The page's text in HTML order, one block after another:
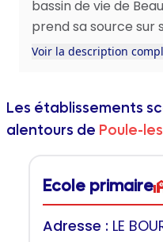
bassin de vie de
prend sa source sur
Voir la description
Les établissements
alentours de Poule-
Ecole primaire
Adresse : LE